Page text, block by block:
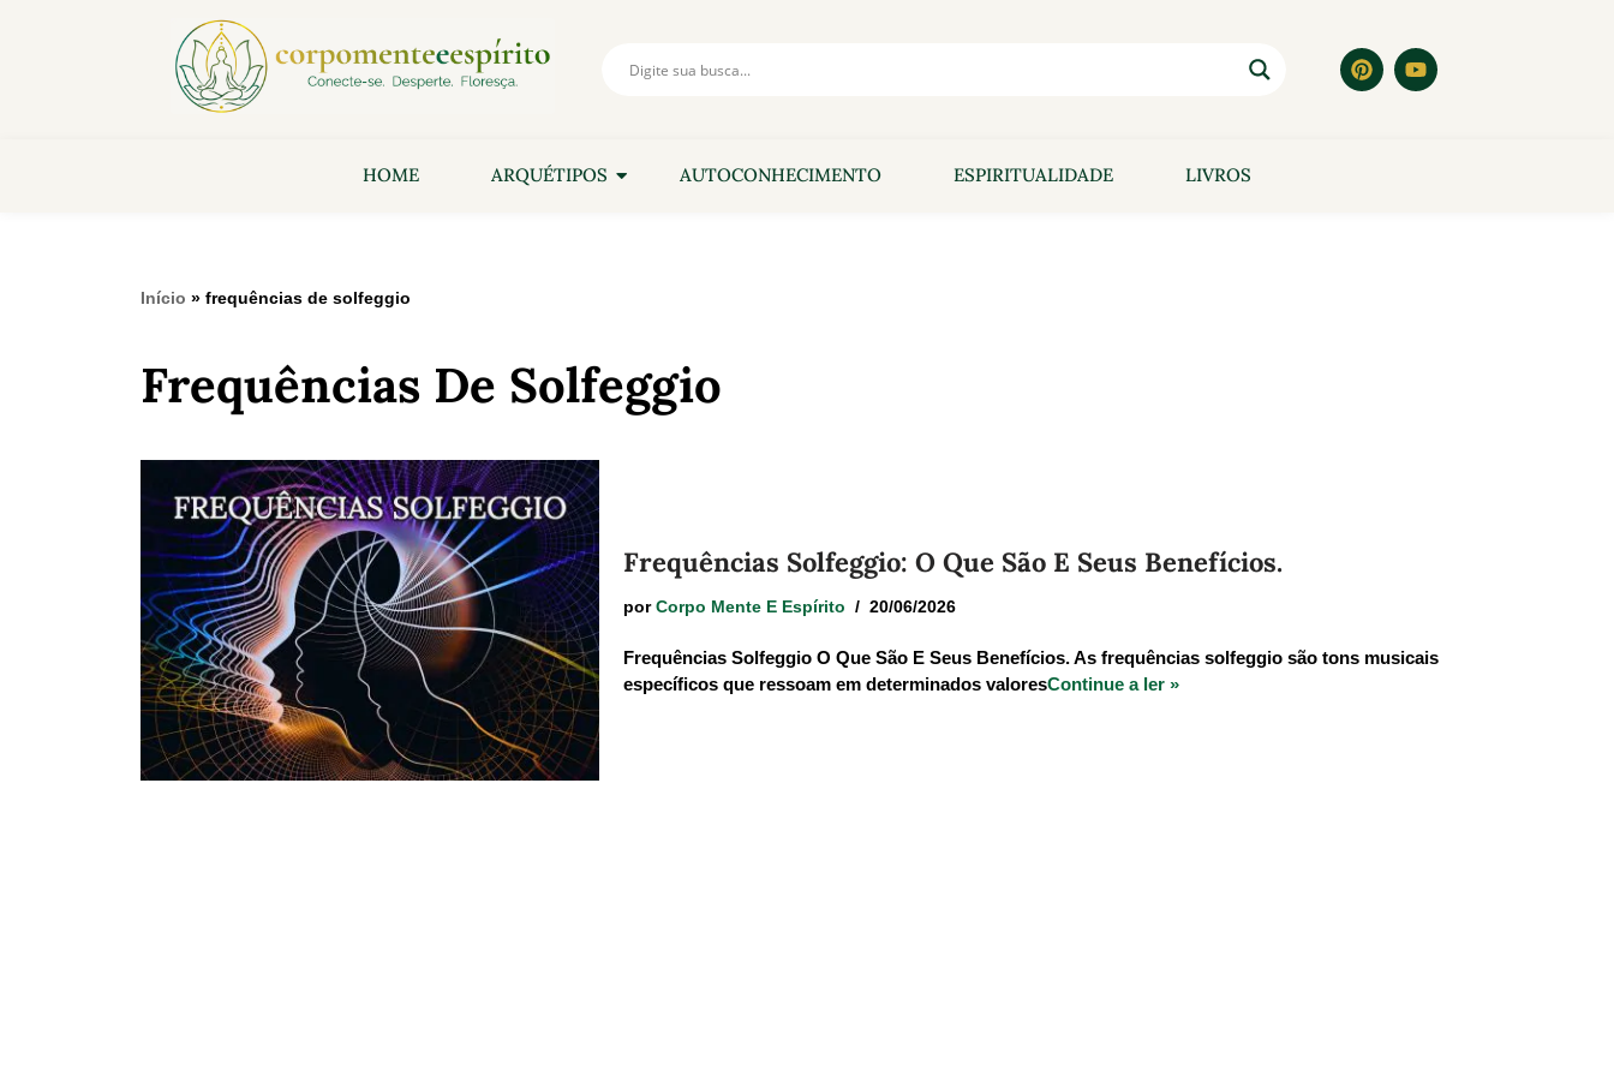
HOME ARQUÉTIPOS AUTOCONHECIMENTO ESPIRITUALIDADE LIVROS
Início » frequências de solfeggio
Frequências De Solfeggio
Frequências Solfeggio: O Que São E Seus Benefícios.
por Corpo Mente E Espírito 20/06/2026
Frequências Solfeggio O Que São E Seus Benefícios. As frequências solfeggio são tons musicais
específicos que ressoam em determinados valoresContinue a ler »